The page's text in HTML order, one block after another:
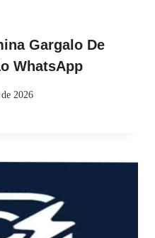
Gargalo De
WhatsApp
2026